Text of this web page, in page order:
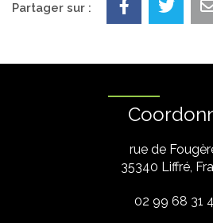
Partager sur :
rue de
35340 Liffré,
02 99 68 31